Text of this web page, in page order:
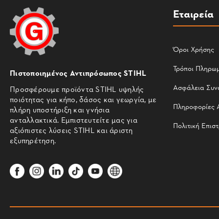
Πιστοποιημένος Αντιπρόσωπος STIHL
Προσφέρουμε προϊόντα STIHL υψηλής
ποιότητας για κήπο, δάσος και γεωργία, με
πλήρη υποστήριξη και γνήσια
ανταλλακτικά. Εμπιστευτείτε μας για
αξιόπιστες λύσεις STIHL και άριστη
εξυπηρέτηση.
Εταιρεία
Όροι Χρήσης
Τρόποι
Ασφάλεια
Πληροφορίες
Πολιτική